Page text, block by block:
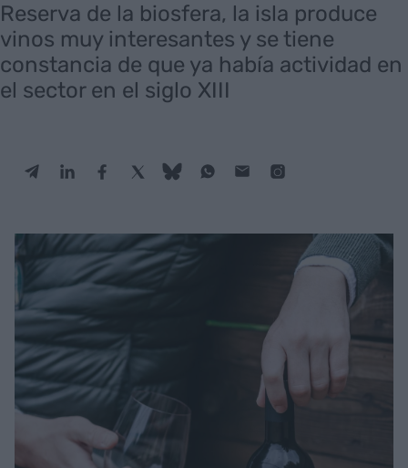
Reserva de la biosfera, la isla produce
vinos muy interesantes y se tiene
constancia de que ya había actividad en
el sector en el siglo XIII